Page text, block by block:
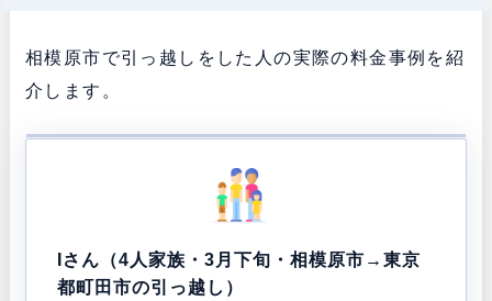
相模原市で引っ越しをした人の実際の料金事例を紹
介します。
Iさん（4人家族・3月下旬・相模原市→東京
都町田市の引っ越し）